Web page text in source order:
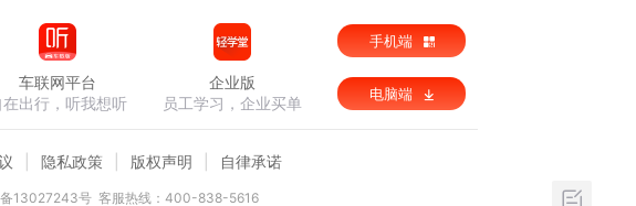
车联网平台
在出行，听我想听
企业版
员工学习，企业买单
手机端
电脑端
隐私政策 版权声明 自律承诺
13027243号 客服热线：400-838-5616